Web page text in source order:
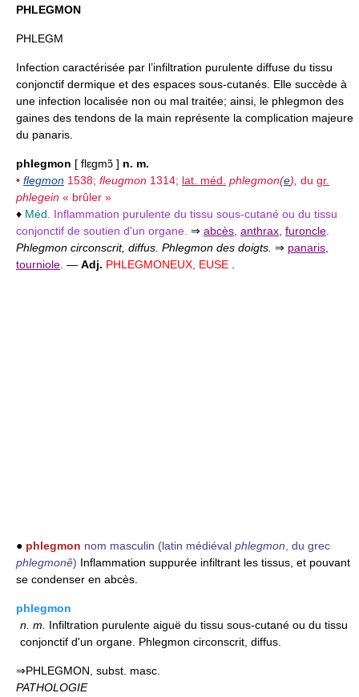
PHLEGMON
PHLEGM
Infection caractérisée par l’infiltration purulente diffuse du tissu
conjonctif dermique et des espaces sous-cutanés. Elle succède à
une infection localisée non ou mal traitée; ainsi, le phlegmon des
gaines des tendons de la main représente la complication majeure
du panaris.
phlegmon [ flɛgmɔ̃ ] n. m.
• flegmon 1538; fleugmon 1314; lat. méd. phlegmon(e), du gr.
phlegein « brûler »
♦ Méd.
Inflammation purulente du tissu sous-cutané ou du tissu
conjonctif de soutien d'un organe. ⇒ abcès anthrax furoncle
Phlegmon circonscrit, diffus. Phlegmon des doigts. ⇒ panaris
tourniole — Adj. PHLEGMONEUX, EUSE
● phlegmon nom masculin (latin médiéval phlegmon , du grec
phlegmonê) Inflammation suppurée infiltrant les tissus, et pouvant
se condenser en abcès.
phlegmon
n. m.
Infiltration purulente aiguë du tissu sous-cutané ou du tissu
conjonctif d'un organe. Phlegmon circonscrit, diffus.
⇒PHLEGMON, subst. masc.
PATHOLOGIE